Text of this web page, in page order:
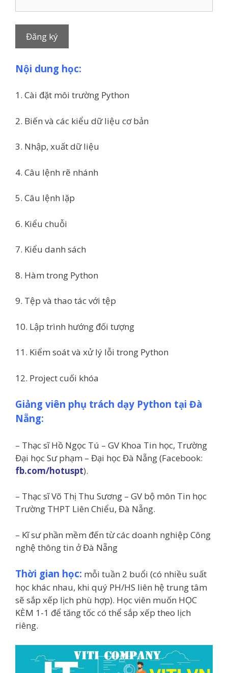
Nội dung học:
1. Cài đặt môi trường Python
2. Biến và các kiểu dữ liệu cơ bản
3. Nhập, xuất dữ liệu
4. Câu lệnh rẽ nhánh
5. Câu lệnh lặp
6. Kiểu chuỗi
7. Kiểu danh sách
8. Hàm trong Python
9. Tệp và thao tác với tệp
10. Lập trình hướng đối tượng
11. Kiểm soát và xử lý lỗi trong Python
12. Project cuối khóa
Giảng viên phụ trách dạy Python tại Đà
Nẵng:
– Thạc sĩ Hồ Ngọc Tú – GV Khoa Tin học, Trường
Đại học Sư phạm – Đại học Đà Nẵng (Facebook:
fb.com/hotuspt).
– Thạc sĩ Võ Thị Thu Sương – GV bộ môn Tin học
Trường THPT Liên Chiểu, Đà Nẵng.
– Kĩ sư phần mềm đến từ các doanh nghiệp Công
nghệ thông tin ở Đà Nẵng
Thời gian học: mỗi tuần 2 buổi (có nhiều suất
học khác nhau, khi quý PH/HS liên hệ trung tâm
sẽ sắp xếp lịch phù hợp). Học viên muốn HỌC
KÈM 1-1 để tăng tốc có thể sắp xếp theo lịch
riêng.